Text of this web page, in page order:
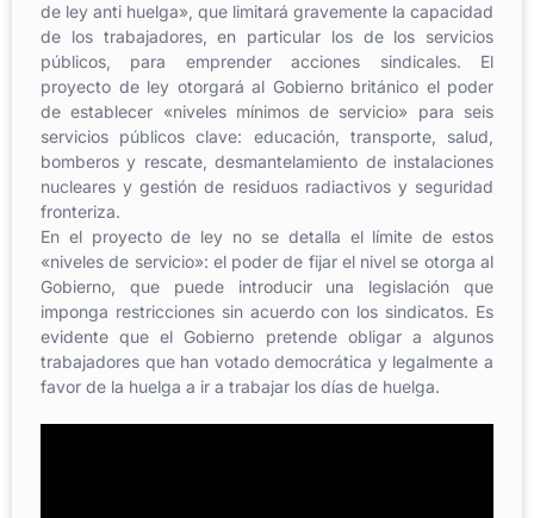
de ley anti huelga», que limitará gravemente la capacidad
de los trabajadores, en particular los de los servicios
públicos, para emprender acciones sindicales. El
proyecto de ley otorgará al Gobierno británico el poder
de establecer «niveles mínimos de servicio» para seis
servicios públicos clave: educación, transporte, salud,
bomberos y rescate, desmantelamiento de instalaciones
nucleares y gestión de residuos radiactivos y seguridad
fronteriza.
En el proyecto de ley no se detalla el límite de estos
«niveles de servicio»: el poder de fijar el nivel se otorga al
Gobierno, que puede introducir una legislación que
imponga restricciones sin acuerdo con los sindicatos. Es
evidente que el Gobierno pretende obligar a algunos
trabajadores que han votado democrática y legalmente a
favor de la huelga a ir a trabajar los días de huelga.